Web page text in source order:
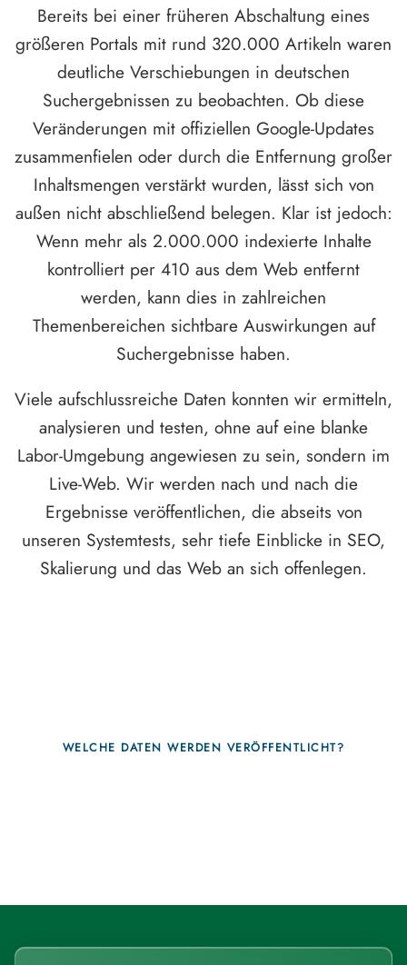
Bereits bei einer früheren Abschaltung eines
größeren Portals mit rund 320.000 Artikeln waren
deutliche Verschiebungen in deutschen
Suchergebnissen zu beobachten. Ob diese
Veränderungen mit offiziellen Google-Updates
zusammenfielen oder durch die Entfernung großer
Inhaltsmengen verstärkt wurden, lässt sich von
außen nicht abschließend belegen. Klar ist jedoch:
Wenn mehr als 2.000.000 indexierte Inhalte
kontrolliert per 410 aus dem Web entfernt
werden, kann dies in zahlreichen
Themenbereichen sichtbare Auswirkungen auf
Suchergebnisse haben.
Viele aufschlussreiche Daten konnten wir ermitteln,
analysieren und testen, ohne auf eine blanke
Labor-Umgebung angewiesen zu sein, sondern im
Live-Web. Wir werden nach und nach die
Ergebnisse veröffentlichen, die abseits von
unseren Systemtests, sehr tiefe Einblicke in SEO,
Skalierung und das Web an sich offenlegen.
WELCHE DATEN WERDEN VERÖFFENTLICHT?